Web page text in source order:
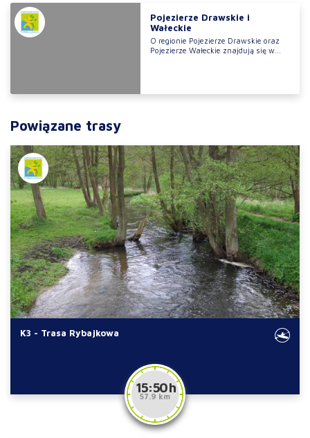
Pojezierze Drawskie i
Wałeckie
O regionie Pojezierze Drawskie oraz
Pojezierze Wałeckie znajdują się w...
Powiązane trasy
K3 - Trasa Rybajkowa
15:50 h
57.9 km